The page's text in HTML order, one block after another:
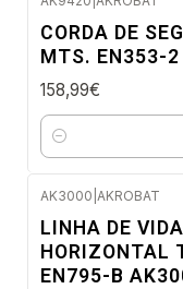
CORDA DE
MTS. EN353-
158,99€
Quantidade
AK3000 AKROBAT
LINHA DE
HORIZONTAL
EN795-B